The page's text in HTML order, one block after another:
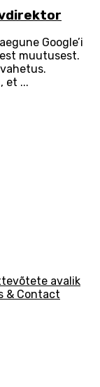
Google’i
muutusest.
et ...
avalik
& Contact